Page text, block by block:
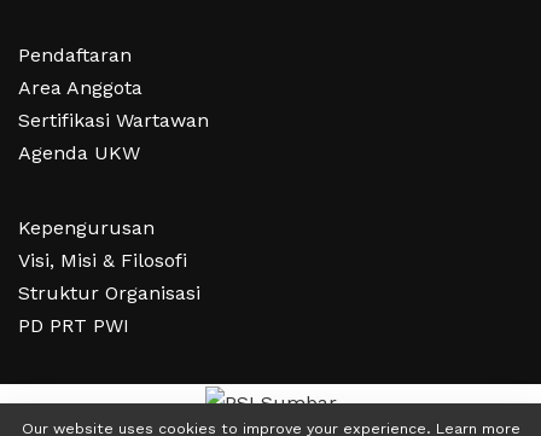
Pendaftaran
Area Anggota
Sertifikasi Wartawan
Agenda UKW
Kepengurusan
Visi, Misi & Filosofi
Struktur Organisasi
PD PRT PWI
Our website uses cookies to improve your experience. Learn more